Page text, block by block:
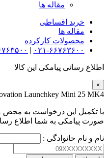
مقاله ها
خرید اقساطی
مقاله ها
محصولات کارکرده
۰۲۱-۶۶۷۶۳۶۰۰ | ۰۲۱-
اطلاع رسانی پیامکی این کالا
×
Launchkey Mini 25 MK4
با تکمیل این درخواست به
صورت پیامکی به شما اطلاع
نام و نام خانوادگی :